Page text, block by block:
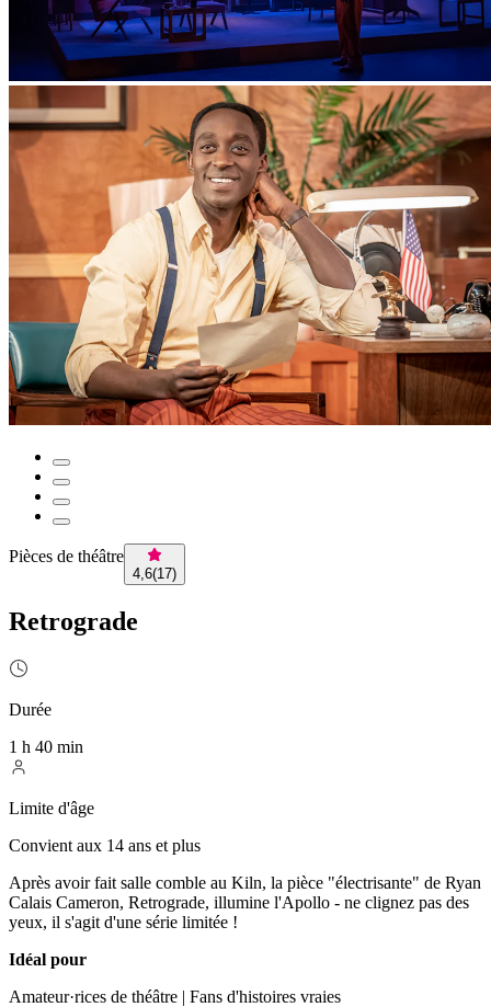
Pièces de théâtre
4,6(17)
Retrograde
Durée
1 h 40 min
Limite d'âge
Convient aux 14 ans et plus
Après avoir fait salle comble au Kiln, la pièce "électrisante" de Ryan
Calais Cameron, Retrograde, illumine l'Apollo - ne clignez pas des
yeux, il s'agit d'une série limitée !
Idéal pour
Amateur·rices de théâtre | Fans d'histoires vraies